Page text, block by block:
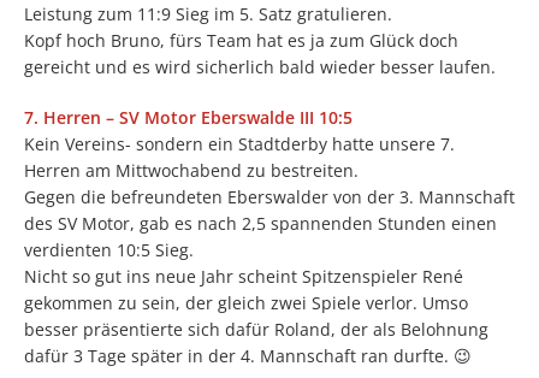
Leistung zum 11:9 Sieg im 5. Satz gratulieren.
Kopf hoch Bruno, fürs Team hat es ja zum Glück doch
gereicht und es wird sicherlich bald wieder besser laufen.
7. Herren – SV Motor Eberswalde III 10:5
Kein Vereins- sondern ein Stadtderby hatte unsere 7.
Herren am Mittwochabend zu bestreiten.
Gegen die befreundeten Eberswalder von der 3. Mannschaft
des SV Motor, gab es nach 2,5 spannenden Stunden einen
verdienten 10:5 Sieg.
Nicht so gut ins neue Jahr scheint Spitzenspieler René
gekommen zu sein, der gleich zwei Spiele verlor. Umso
besser präsentierte sich dafür Roland, der als Belohnung
dafür 3 Tage später in der 4. Mannschaft ran durfte. 😉